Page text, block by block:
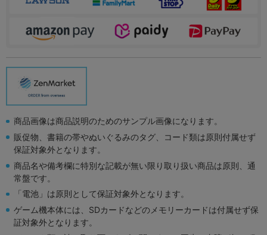
商品画像は商品説明のためのサンプル画像になります。
販促物、書籍の帯やぬいぐるみのタグ、コード類は原則付属せず
保証対象外となります。
商品名や備考欄に特別な記載が無い限り取り扱い商品は原則、通
常盤です。
「電池」は原則として保証対象外となります。
ゲーム機本体には、SDカードなどのメモリーカードは付属せず保
証対象外となります。